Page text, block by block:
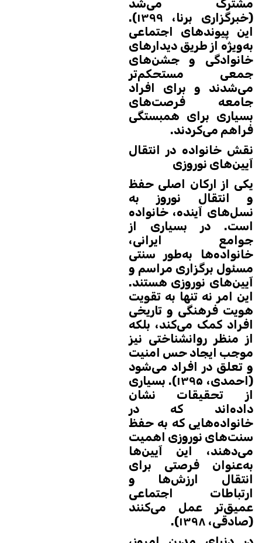
مشترک می‌شد
(خبرگزاری برنا، ۱۳۹۹).
این پیوندهای اجتماعی
به‌ویژه از طریق دیدارهای
خانوادگی و جشن‌های
جمعی مستحکم‌تر
می‌شدند و برای افراد
جامعه فرصت‌های
بسیاری برای همبستگی
فراهم می‌کردند.
نقش خانواده در انتقال
آیین‌های نوروزی
یکی از ارکان اصلی حفظ
و انتقال نوروز به
نسل‌های آینده، خانواده
است. در بسیاری از
جوامع ایرانی،
خانواده‌ها به‌طور سنتی
مسئول برگزاری مراسم و
آیین‌های نوروزی هستند.
این امر نه تنها به تقویت
هویت فرهنگی و تاریخی
افراد کمک می‌کند، بلکه
از منظر روانشناختی نیز
موجب ایجاد حس امنیت
و تعلق در افراد می‌شود
(احمدی، ۱۳۹۵). بسیاری
از تحقیقات نشان
داده‌اند که در
خانواده‌هایی که به حفظ
سنت‌های نوروزی اهمیت
می‌دهند، این آیین‌ها
به‌عنوان فرصتی برای
انتقال ارزش‌ها و
ارتباطات اجتماعی
عمیق‌تر عمل می‌کنند
(صادقی، ۱۳۹۸).